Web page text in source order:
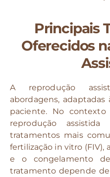
Principais
Oferecidos
A reprodução
abordagens, adaptadas
paciente. No
reprodução
tratamentos mais
fertilização in vitro (FIV),
e o congelamento
tratamento depende